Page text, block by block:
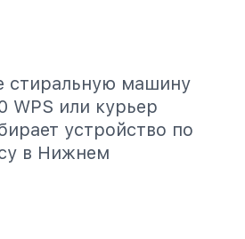
стиральную машину
WPS или курьер
устройство по
в Нижнем